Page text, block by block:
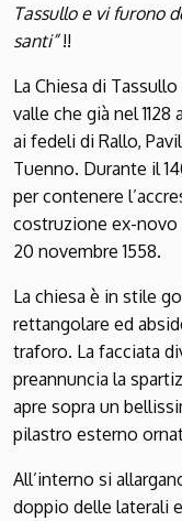
Tassullo e vi furono
santi”!!
La Chiesa di
valle che già nel
ai fedeli di Rallo,
Tuenno. Durante il
per contenere
costruzione ex-novo
20 novembre 1558.
La chiesa è in stile
rettangolare ed
traforo. La facciata
preannuncia la
apre sopra un
pilastro esterno
All’interno si
doppio delle laterali